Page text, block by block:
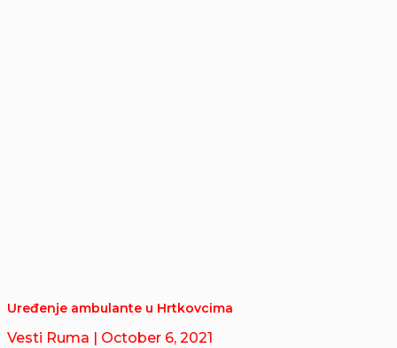
Uređenje ambulante u Hrtkovcima
Vesti Ruma
| October 6, 2021